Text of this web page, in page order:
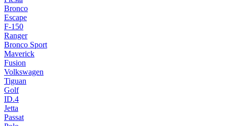
Bronco
Escape
F-150
Ranger
Bronco Sport
Maverick
Fusion
Volkswagen
Tiguan
Golf
ID.4
Jetta
Passat